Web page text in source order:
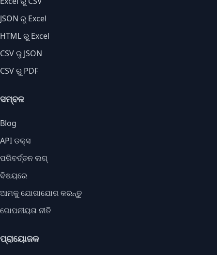
JSON ରୁ Excel
HTML ରୁ Excel
CSV ରୁ JSON
CSV ରୁ PDF
ସମ୍ବଳ
Blog
API ଡକ୍ସ
ପରିବର୍ତ୍ତନ ଲଗ୍
ବିଷୟରେ
ଆମକୁ ଯୋଗାଯୋଗ କରନ୍ତୁ
ଗୋପନୀୟତା ନୀତି
ପ୍ରାୟୋଜକ